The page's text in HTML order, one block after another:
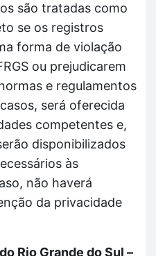
são tratadas como
se os registros
forma de violação
ou prejudicarem
e regulamentos
será oferecida
competentes e,
disponibilizados
às
não haverá
da privacidade
Rio Grande do Sul –